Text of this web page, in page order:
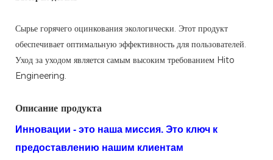
Сырье горячего оцинкования экологически. Этот продукт
обеспечивает оптимальную эффективность для пользователей.
Уход за уходом является самым высоким требованием Hito
Engineering.
Описание продукта
Инновации - это наша миссия. Это ключ к
предоставлению нашим клиентам